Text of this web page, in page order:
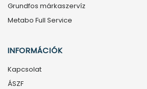
Grundfos márkaszervíz
Metabo Full Service
INFORMÁCIÓK
Kapcsolat
ÁSZF